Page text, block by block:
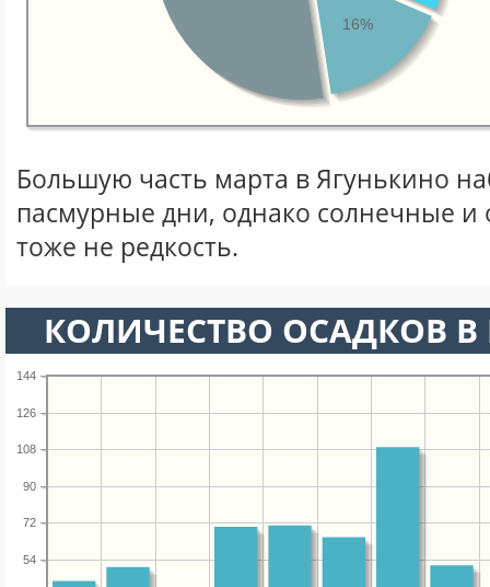
16%
Большую часть марта в Ягунькино
пасмурные дни, однако солнечные
тоже не редкость.
КОЛИЧЕСТВО ОСАДКОВ
54
72
90
108
126
144